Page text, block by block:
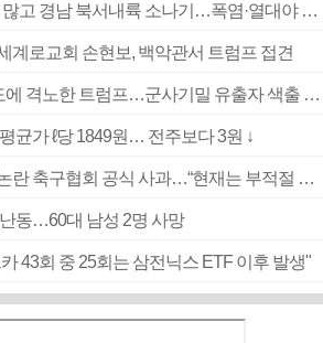
부산 울산 경남 구름 많고 경남 북서내륙 소나기…폭염·열대야 계속
계로교회 손현보, 백악관서 트럼프 접견
‘탄약 부족 사태’ 보도에 격노한 트럼프…군사기밀 유출자 색출 지시
균가 ℓ당 1849원… 전주보다 3원 ↓
[속보] ‘심판 성접대’ 논란 축구협회 공식 사과…“현재는 부적절 행위 없어”
동…60대 남성 2명 사망
43회 중 25회는 삼전닉스 ETF 이후 발생"